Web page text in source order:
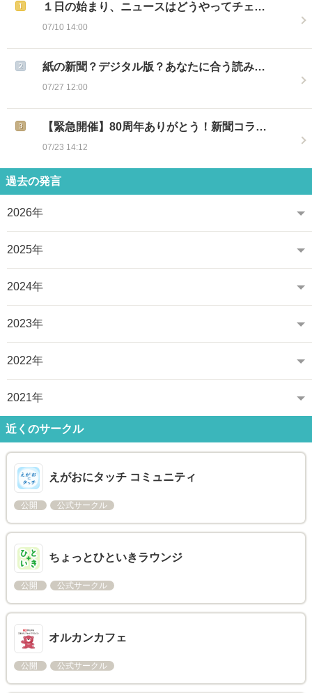
１日の始まり、ニュースはどうやってチェ…
07/10 14:00
紙の新聞？デジタル版？あなたに合う読み…
07/27 12:00
【緊急開催】80周年ありがとう！新聞コラ…
07/23 14:12
過去の発言
2026年
2025年
2024年
2023年
2022年
2021年
近くのサークル
えがおにタッチ コミュニティ
公開 公式サークル
ちょっとひといきラウンジ
公開 公式サークル
オルカンカフェ
公開 公式サークル